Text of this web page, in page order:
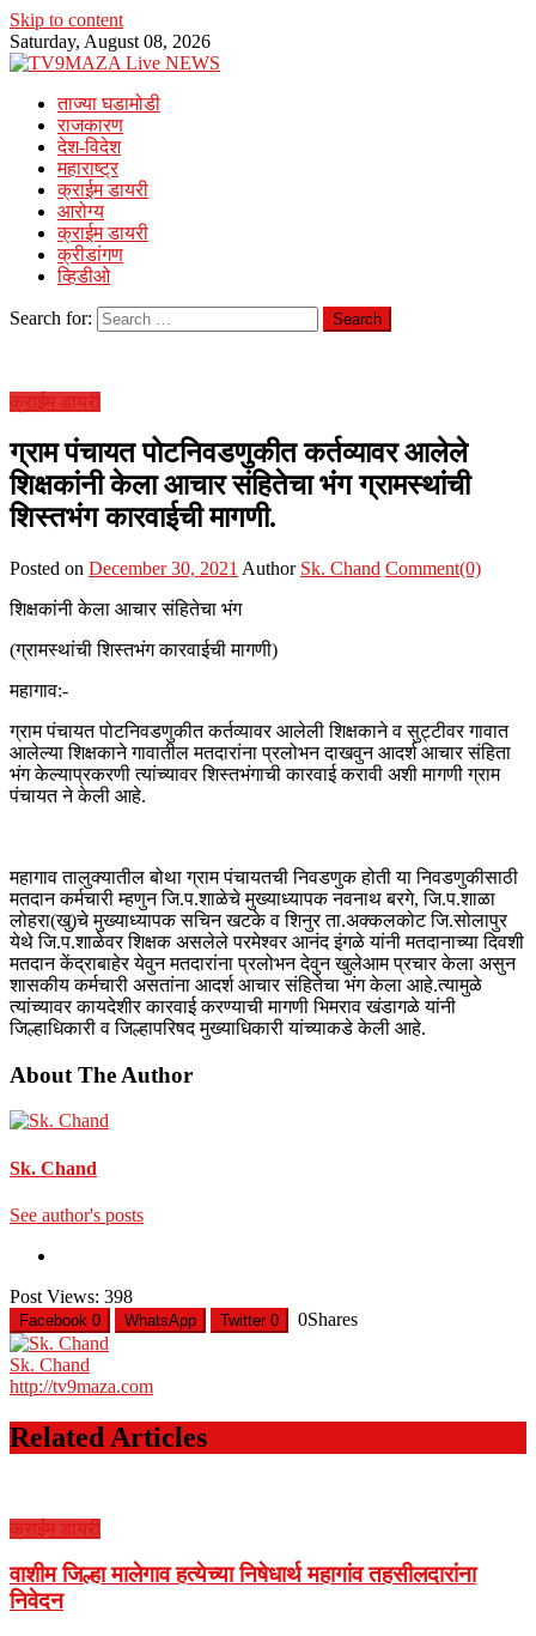
Skip to content
Saturday, August 08, 2026
ताज्या घडामोडी
राजकारण
देश-विदेश
महाराष्ट्र
क्राईम डायरी
आरोग्य
क्राईम डायरी
क्रीडांगण
व्हिडीओ
Search for:
क्राईम डायरी
ग्राम पंचायत पोटनिवडणुकीत कर्तव्यावर आलेले
शिक्षकांनी केला आचार संहितेचा भंग ग्रामस्थांची
शिस्तभंग कारवाईची मागणी.
Posted on December 30, 2021 Author Sk. Chand Comment(0)
शिक्षकांनी केला आचार संहितेचा भंग
(ग्रामस्थांची शिस्तभंग कारवाईची मागणी)
महागाव:-
ग्राम पंचायत पोटनिवडणुकीत कर्तव्यावर आलेली शिक्षकाने व सुट्टीवर गावात
आलेल्या शिक्षकाने गावातील मतदारांना प्रलोभन दाखवुन आदर्श आचार संहिता
भंग केल्याप्रकरणी त्यांच्यावर शिस्तभंगाची कारवाई करावी अशी मागणी ग्राम
पंचायत ने केली आहे.
महागाव तालुक्यातील बोथा ग्राम पंचायतची निवडणुक होती या निवडणुकीसाठी
मतदान कर्मचारी म्हणुन जि.प.शाळेचे मुख्याध्यापक नवनाथ बरगे, जि.प.शाळा
लोहरा(खु)चे मुख्याध्यापक सचिन खटके व शिनुर ता.अक्कलकोट जि.सोलापुर
येथे जि.प.शाळेवर शिक्षक असलेले परमेश्वर आनंद इंगळे यांनी मतदानाच्या दिवशी
मतदान केंद्राबाहेर येवुन मतदारांना प्रलोभन देवुन खुलेआम प्रचार केला असुन
शासकीय कर्मचारी असतांना आदर्श आचार संहितेचा भंग केला आहे.त्यामुळे
त्यांच्यावर कायदेशीर कारवाई करण्याची मागणी भिमराव खंडागळे यांनी
जिल्हाधिकारी व जिल्हापरिषद मुख्याधिकारी यांच्याकडे केली आहे.
About The Author
Sk. Chand
See author's posts
Post Views: 398
Facebook 0 WhatsApp Twitter 0 0Shares
Sk. Chand
http://tv9maza.com
Related Articles
क्राईम डायरी
वाशीम जिल्हा मालेगाव हत्येच्या निषेधार्थ महागांव तहसीलदारांना
निवेदन